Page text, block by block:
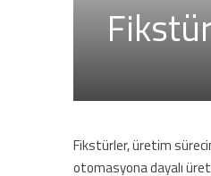
Fikstürler, üretim
otomasyona dayalı